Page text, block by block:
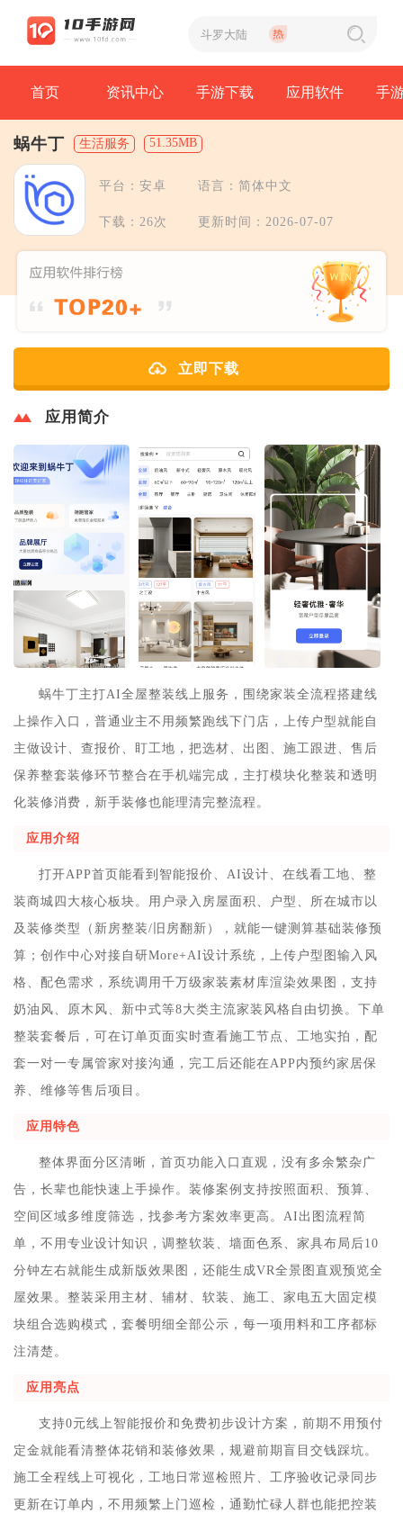
首页 资讯中心 手游下载 应用软件 手
蜗牛丁 生活服务 51.35MB
平台：安卓 语言：简体中文
下载：26次 更新时间：2026-07-07
立即下载
应用简介
蜗牛丁主打AI全屋整装线上服务，围绕家装全流程搭建线
上操作入口，普通业主不用频繁跑线下门店，上传户型就能自
主做设计、查报价、盯工地，把选材、出图、施工跟进、售后
保养整套装修环节整合在手机端完成，主打模块化整装和透明
化装修消费，新手装修也能理清完整流程。
应用介绍
打开APP首页能看到智能报价、AI设计、在线看工地、整
装商城四大核心板块。用户录入房屋面积、户型、所在城市以
及装修类型（新房整装/旧房翻新），就能一键测算基础装修预
算；创作中心对接自研More+AI设计系统，上传户型图输入风
格、配色需求，系统调用千万级家装素材库渲染效果图，支持
奶油风、原木风、新中式等8大类主流家装风格自由切换。下单
整装套餐后，可在订单页面实时查看施工节点、工地实拍，配
套一对一专属管家对接沟通，完工后还能在APP内预约家居保
养、维修等售后项目。
应用特色
整体界面分区清晰，首页功能入口直观，没有多余繁杂广
告，长辈也能快速上手操作。装修案例支持按照面积、预算、
空间区域多维度筛选，找参考方案效率更高。AI出图流程简
单，不用专业设计知识，调整软装、墙面色系、家具布局后10
分钟左右就能生成新版效果图，还能生成VR全景图直观预览全
屋效果。整装采用主材、辅材、软装、施工、家电五大固定模
块组合选购模式，套餐明细全部公示，每一项用料和工序都标
注清楚。
应用亮点
支持0元线上智能报价和免费初步设计方案，前期不用预付
定金就能看清整体花销和装修效果，规避前期盲目交钱踩坑。
施工全程线上可视化，工地日常巡检照片、工序验收记录同步
更新在订单内，不用频繁上门巡检，通勤忙碌人群也能把控装